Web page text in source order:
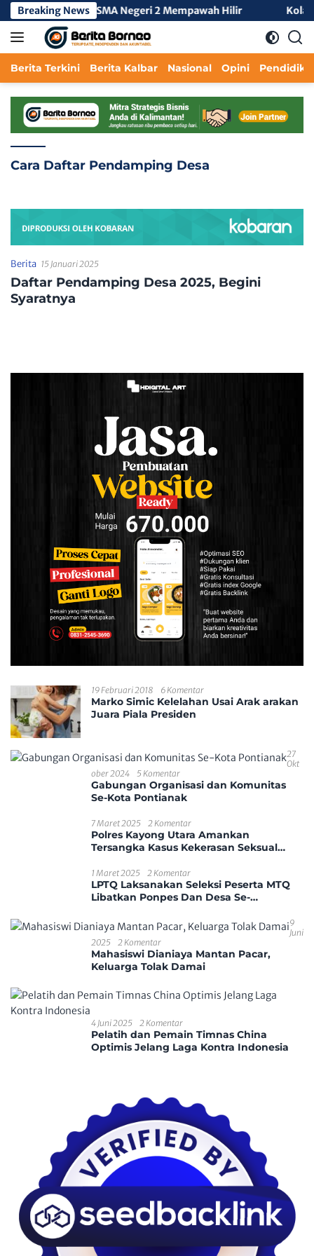
Langsung
ke
konten
Breaking News
Tengah 3 di SMA Negeri 2 Mempawah Hilir
Berita Terkini Berita Kalbar Nasional Opini
Cara Daftar Pendamping Desa
Berita 15 Januari 2025
Daftar Pendamping Desa 2025, Begini
Syaratnya
19 Februari 2018 6 Komentar
Marko Simic Kelelahan Usai Arak arakan
Juara Piala Presiden
27
Okt
Ober 2024
5 Komentar
Gabungan Organisasi dan Komunitas
Se-Kota Pontianak
7 Maret 2025 2 Komentar
Polres Kayong Utara Amankan
Tersangka Kasus Kekerasan Seksual
1 Maret 2025 2 Komentar
LPTQ Laksanakan Seleksi Peserta MTQ
Libatkan Ponpes Dan Desa Se-
9
Juni
2025
2 Komentar
Mahasiswi Dianiaya Mantan Pacar,
Keluarga Tolak Damai
4 Juni 2025 2 Komentar
Pelatih dan Pemain Timnas China
Optimis Jelang Laga Kontra Indonesia